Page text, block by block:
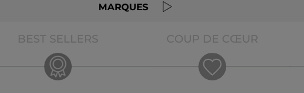
MARQUES
BEST SELLERS COUP DE CŒUR